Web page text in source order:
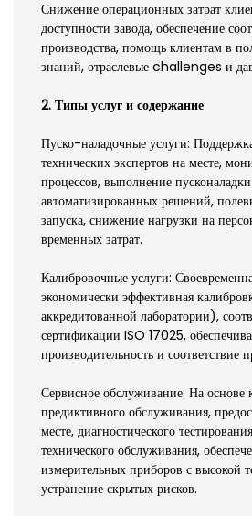
Снижение операционных затрат
доступности завода, обеспечение
производства, помощь клиентам в
знаний, отраслевые challenges и
2. Типы услуг и содержание
Пуско-наладочные услуги:
технических экспертов на месте,
процессов, выполнение
автоматизированных решений,
запуска, снижение нагрузки на
временных затрат.
Калибровочные услуги:
экономически эффективная
аккредитованной лаборатории),
сертификации ISO 17025,
производительность и соответствие
Сервисное обслуживание: На основе
предиктивного обслуживания,
месте, диагностического
технического обслуживания,
измерительных приборов с высокой
устранение скрытых рисков.